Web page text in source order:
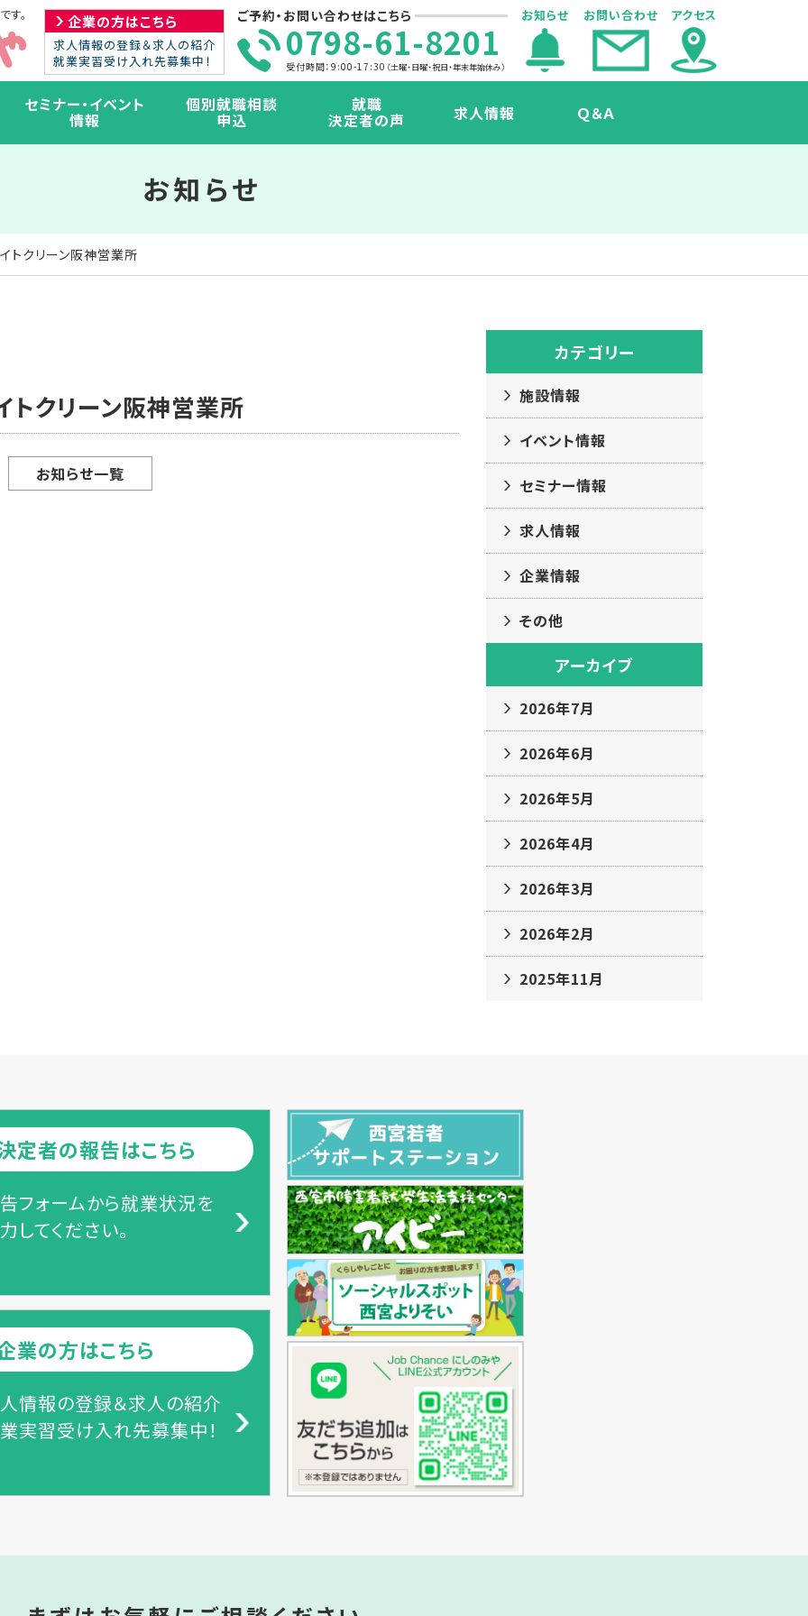
。 企業の方はこちら
求人情報の登録＆求人の紹介
就業実習受け入れ先募集中！
ご予約・お問い合わせはこちら
0798-61-8201
受付時間：9:00-17:30 （土曜・日曜・祝日・年末年始休み）
お知らせ お問い合わせ アクセス
セミナー・イベント
情報
個別就職相談
申込
就職
決定者の声 求人情報 Ｑ＆Ａ
お知らせ
トクリーン阪神営業所
トクリーン阪神営業所
お知らせ一覧
カテゴリー
施設情報
イベント情報
セミナー情報
求人情報
企業情報
その他
アーカイブ
2026年7月
2026年6月
2026年5月
2026年4月
2026年3月
2026年2月
2025年11月
定者の報告はこちら
フォームから就業状況を
してください。
業の方はこちら
情報の登録＆求人の紹介
実習受け入れ先募集中！